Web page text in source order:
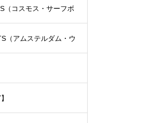
（コスモス・サーフボ
（アムステルダム・ウ